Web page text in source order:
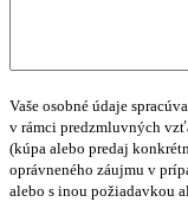
Vaše osobné údaje
v rámci predzmluvných
(kúpa alebo predaj
oprávneného záujmu v
alebo s inou požiadavkou